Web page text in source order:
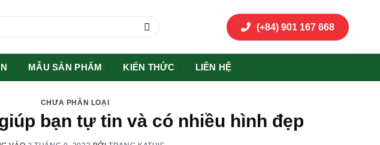
(+84) 901 167 668
MẪU SẢN PHẨM KIẾN THỨC LIÊN HỆ
CHƯA PHÂN LOẠI
bạn tự tin và có nhiều hình đẹp